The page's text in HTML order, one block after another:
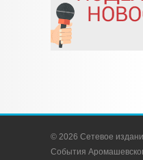
© 2026 Сетевое
События